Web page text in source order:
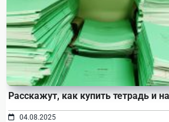
Расскажут, как купить тетрадь и
04.08.2025